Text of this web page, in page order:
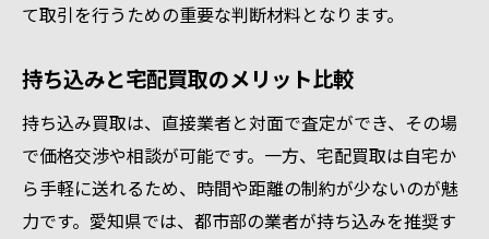
て取引を行うための重要な判断材料となります。
持ち込みと宅配買取のメリット比較
持ち込み買取は、直接業者と対面で査定ができ、その場
で価格交渉や相談が可能です。一方、宅配買取は自宅か
ら手軽に送れるため、時間や距離の制約が少ないのが魅
力です。愛知県では、都市部の業者が持ち込みを推奨す